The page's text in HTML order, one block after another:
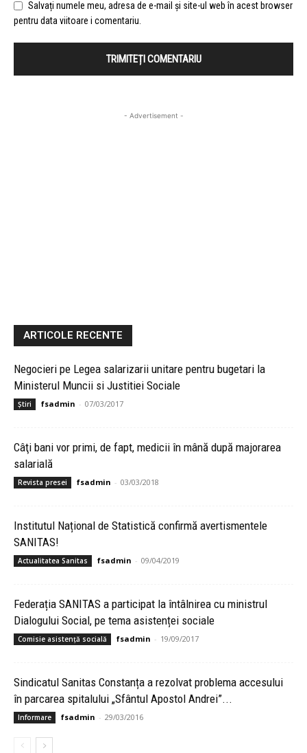
Salvați numele meu, adresa de e-mail și site-ul web în acest browser
pentru data viitoare i comentariu.
- Advertisement -
ARTICOLE RECENTE
Negocieri pe Legea salarizarii unitare pentru bugetari la
Ministerul Muncii si Justitiei Sociale
Știri fsadmin - 07/03/2017
Câţi bani vor primi, de fapt, medicii în mână după majorarea
salarială
Revista presei fsadmin - 03/03/2018
Institutul Național de Statistică confirmă avertismentele
SANITAS!
Actualitatea Sanitas fsadmin - 09/04/2019
Federația SANITAS a participat la întâlnirea cu ministrul
Dialogului Social, pe tema asistenței sociale
Comisie asistență socială fsadmin - 19/09/2017
Sindicatul Sanitas Constanța a rezolvat problema accesului
în parcarea spitalului „Sfântul Apostol Andrei”...
Informare fsadmin - 29/03/2016